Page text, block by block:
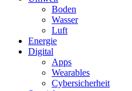
Boden
Wasser
Luft
Energie
Digital
Apps
Wearables
Cybersicherheit